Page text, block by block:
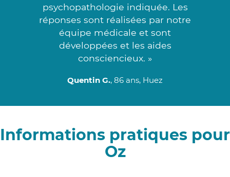
psychopathologie indiquée. Les
réponses sont réalisées par notre
équipe médicale et sont
développées et les aides
consciencieux. »
Quentin G., 86 ans, Huez
Informations pratiques pour
Oz